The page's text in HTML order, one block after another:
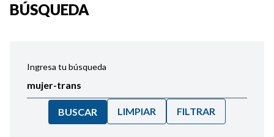
BÚSQUEDA
Ingresa tu búsqueda
BUSCAR LIMPIAR FILTRAR